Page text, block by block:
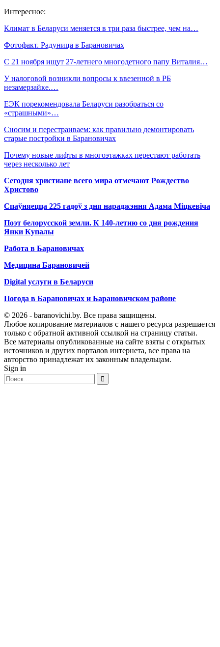
Интересное:
Климат в Беларуси меняется в три раза быстрее, чем на…
Фотофакт. Радуница в Барановичах
С 21 ноября ищут 27-летнего многодетного папу Виталия…
У налоговой возникли вопросы к ввезенной в РБ
незамерзайке.…
ЕЭК порекомендовала Беларуси разобраться со
«страшными»…
Сносим и перестраиваем: как правильно демонтировать
старые постройки в Барановичах
Почему новые лифты в многоэтажках перестают работать
через несколько лет
Сегодня христиане всего мира отмечают Рождество
Христово
Спаўняецца 225 гадоў з дня нараджэння Адама Міцкевіча
Поэт белорусской земли. К 140-летию со дня рождения
Янки Купалы
Работа в Барановичах
Медицина Барановичей
Digital услуги в Беларуси
Погода в Барановичах и Барановичском районе
© 2026 - baranovichi.by. Все права защищены.
Любое копирование материалов с нашего ресурса разрешается
только с обратной активной ссылкой на страницу статьи.
Все материалы опубликованные на сайте взяты с открытых
источников и других порталов интернета, все права на
авторство принадлежат их законным владельцам.
Sign in